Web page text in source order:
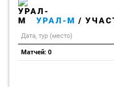
УРАЛ-М /
Дата, тур (место)
Матчей: 0